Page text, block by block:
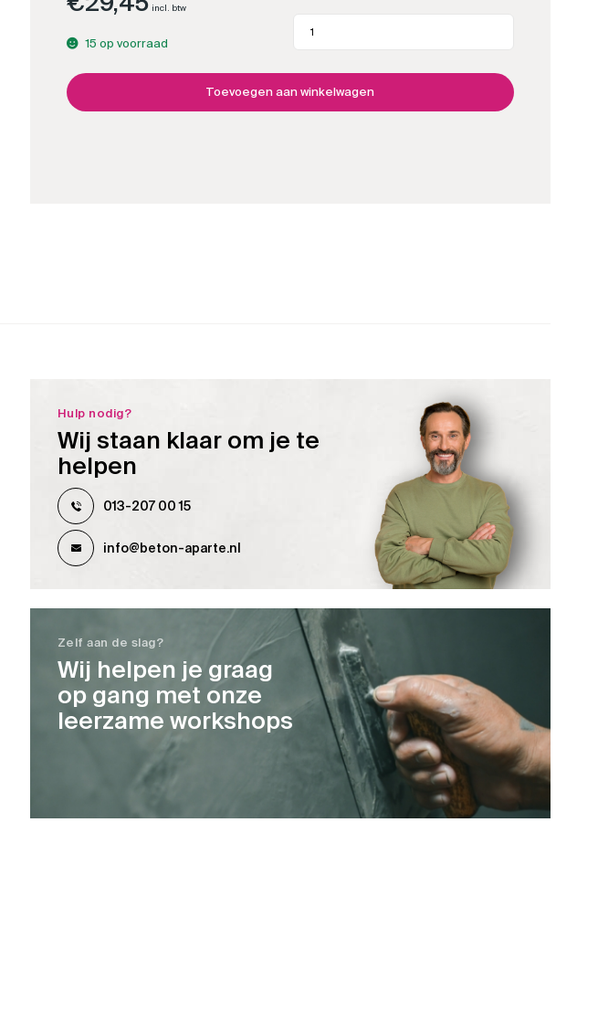
– Professioneel stukje gereedschap waar je veel plezier aan zult beleven.
incl. btw
15 op voorraad
spaantje
medium
Toevoegen aan winkelwagen
Hulp nodig?
Wij staan klaar om je te
helpen
013-207 00 15
info@beton-aparte.nl
Zelf aan de slag?
Wij helpen je graag
op gang met onze
leerzame workshops